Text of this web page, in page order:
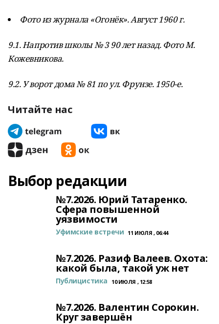
Фото из журнала «Огонёк». Август 1960 г.
9.1. Напротив школы № 3 90 лет назад. Фото М.
Кожевникова.
9.2. У ворот дома № 81 по ул. Фрунзе. 1950-е.
Читайте нас
Выбор редакции
№7.2026. Юрий Татаренко.
Сфера повышенной
уязвимости
Уфимские встречи 11 ИЮЛЯ , 06:44
№7.2026. Разиф Валеев. Охота:
какой была, такой уж нет
Публицистика 10 ИЮЛЯ , 12:58
№7.2026. Валентин Сорокин.
Круг завершён